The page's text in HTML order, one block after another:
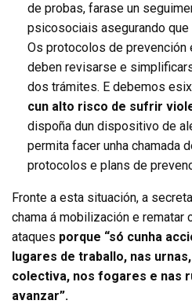
de probas, farase un
psicosociais asegurando que
Os protocolos de prevención
deben revisarse e
dos trámites. E debemos
cun alto risco de sufrir
dispoña dun dispositivo de
permita facer unha chamada
protocolos e plans de
Fronte a esta situación, a
chama á mobilización e rematar
ataques porque “só cunha
lugares de traballo, nas
colectiva, nos fogares e nas
avanzar”.